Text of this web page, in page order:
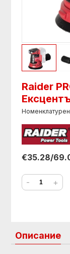
Raider
€35.28/
- +
Описание